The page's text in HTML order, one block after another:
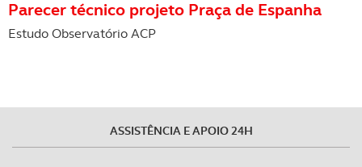
Parecer técnico projeto Praça de Espanha
Estudo Observatório ACP
ASSISTÊNCIA E APOIO 24H